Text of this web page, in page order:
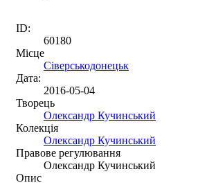
ID:
60180
Місце
Сіверськодонецьк
Дата:
2016-05-04
Творець
Олександр Кучинський
Колекція
Олександр Кучинський
Правове регулювання
Олександр Кучинський
Опис